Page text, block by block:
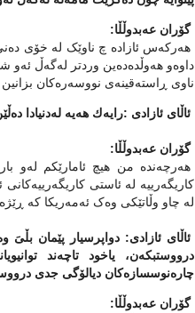
گۆران عه‌بدوڵڵا:
هه‌رکه‌س ئازاده‌ چ ناوێک له‌ خۆی
داوه‌و هه‌وڵده‌ده‌ین وردتر له‌گه‌ڵ ئه‌و
ناوی ڕاسته‌قینه‌ی نووسه‌ره‌کان بزانین
ئاڵای ئازادی :رایەك هەیە لەدنیادا
گۆران عه‌بدوڵڵا:
هه‌رچه‌نده‌ من هیچ ئامارێکم له‌و
کاریگه‌رییه‌ له‌ ئاستی
له‌ چاو وڵاتێکی وه‌ک ئه‌مه‌ریکا که‌ ڕێژه‌ی
ئاڵای ئازادی: دواپرسیار پێمان
درووستبكەن، یاخود تاچەند
چارەنوسسازەكان دیالۆگى جدى
گۆران عه‌بدوڵڵا: